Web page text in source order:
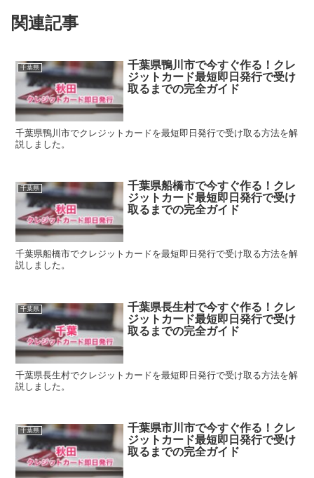
関連記事
千葉県
千葉県鴨川市で今すぐ作る！クレ
ジットカード最短即日発行で受け
取るまでの完全ガイド
千葉県鴨川市でクレジットカードを最短即日発行で受け取る方法を解
説しました。
千葉県
千葉県船橋市で今すぐ作る！クレ
ジットカード最短即日発行で受け
取るまでの完全ガイド
千葉県船橋市でクレジットカードを最短即日発行で受け取る方法を解
説しました。
千葉県
千葉県長生村で今すぐ作る！クレ
ジットカード最短即日発行で受け
取るまでの完全ガイド
千葉県長生村でクレジットカードを最短即日発行で受け取る方法を解
説しました。
千葉県
千葉県市川市で今すぐ作る！クレ
ジットカード最短即日発行で受け
取るまでの完全ガイド